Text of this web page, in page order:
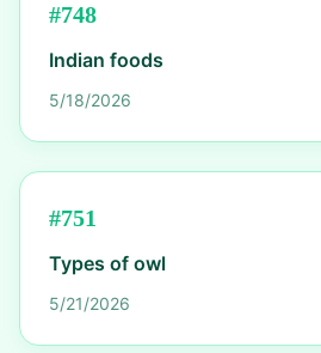
#748
Indian foods
5/18/2026
#751
Types of owl
5/21/2026